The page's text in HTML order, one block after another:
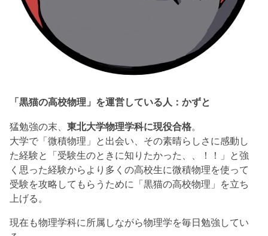
「黒猫の高校物理」を運営している人：かずと
猛勉強の末、東北大学物理学科に現役合格。
大学で「微積物理」と出会い、その素晴らしさに感動し
た経験と「受験生のときに知りたかった、、！！」と強
く思った経験からより多くの高校生に微積物理を使って
受験を攻略してもらうために「黒猫の高校物理」を立ち
上げる。
現在も物理学科に所属しながら物理学を毎日勉強してい